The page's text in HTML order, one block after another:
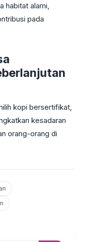
habitat alami,
pada
kopi bersertifikat,
kesadaran
orang-orang di